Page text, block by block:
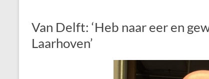
Van Delft: ‘Heb naar eer en
Laarhoven’